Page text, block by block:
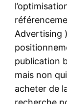
Advertising
publication
mais non
acheter de